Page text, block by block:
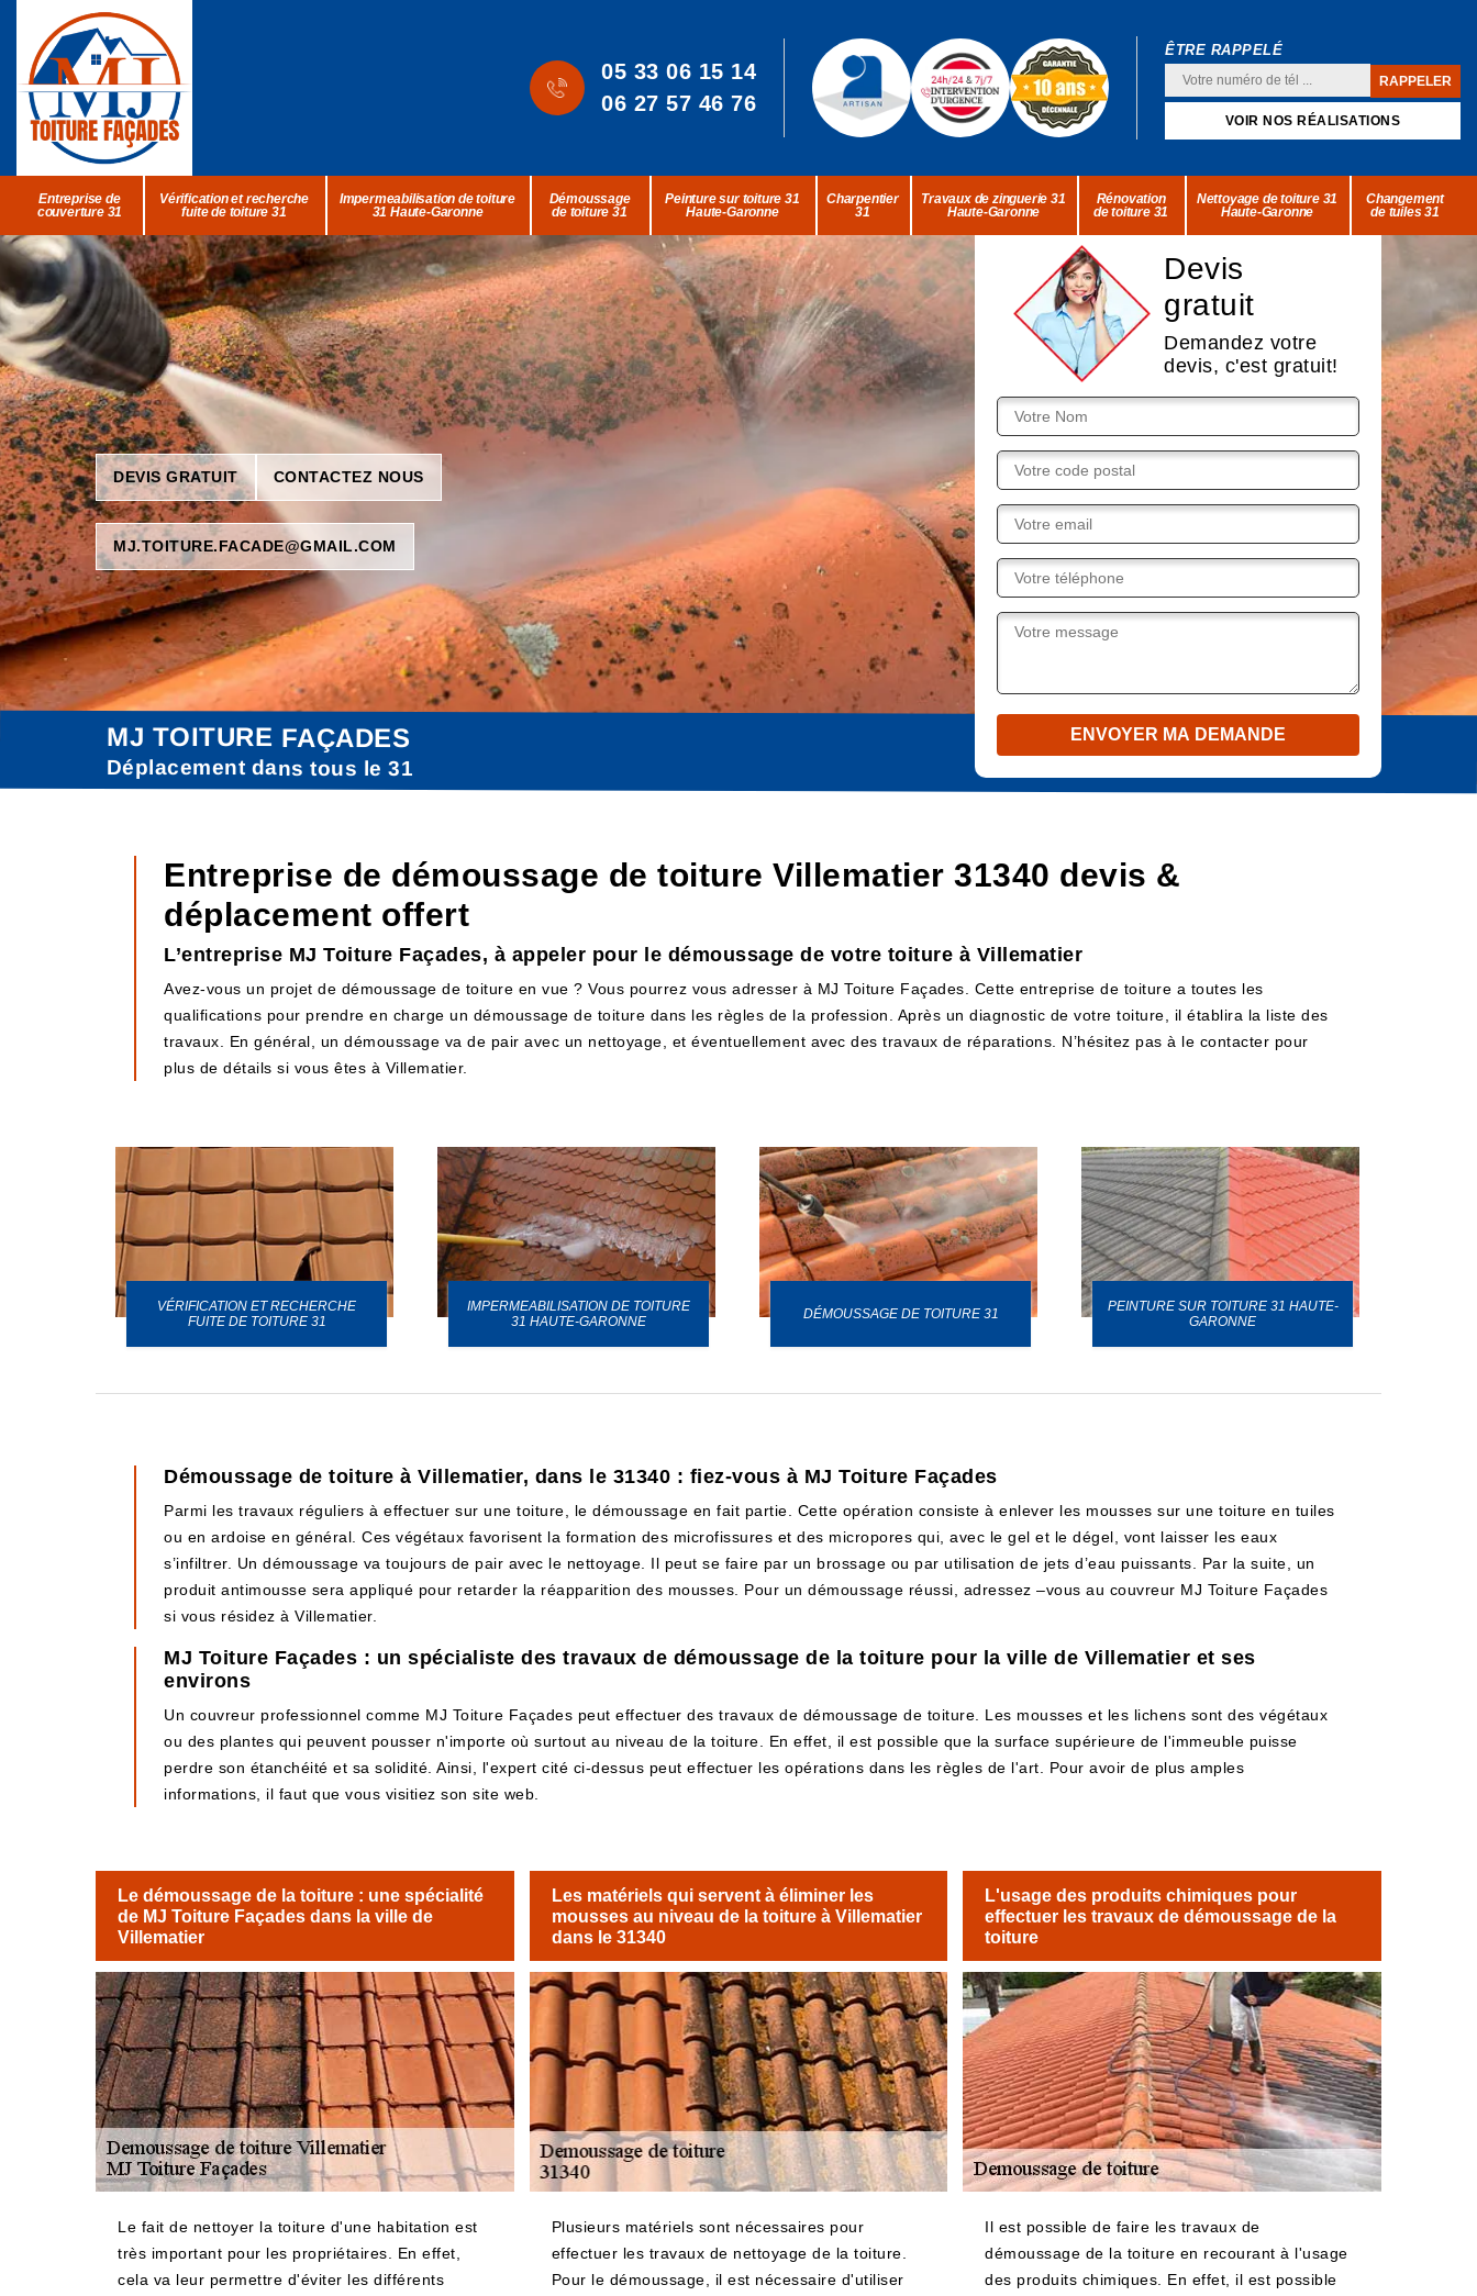
05 33 06 15 14
06 27 57 46 76
ÊTRE RAPPELÉ
VOIR NOS RÉALISATIONS
Entreprise de
couverture 31
Vérification et recherche
fuite de toiture 31
Impermeabilisation de toiture
31 Haute-Garonne
Démoussage
de toiture 31
Peinture sur toiture 31
Haute-Garonne
Charpentier
31
Travaux de zinguerie 31
Haute-Garonne
Rénovation
de toiture 31
Nettoyage de toiture 31
Haute-Garonne
Changement
de tuiles 31
DEVIS GRATUIT CONTACTEZ NOUS
MJ.TOITURE.FACADE@GMAIL.COM
Devis
gratuit
Demandez votre
devis, c'est gratuit!
MJ TOITURE FAÇADES
Déplacement dans tous le 31
Entreprise de démoussage de toiture Villematier 31340 devis &
déplacement offert
L’entreprise MJ Toiture Façades, à appeler pour le démoussage de votre toiture à Villematier
Avez-vous un projet de démoussage de toiture en vue ? Vous pourrez vous adresser à MJ Toiture Façades. Cette entreprise de toiture a toutes les
qualifications pour prendre en charge un démoussage de toiture dans les règles de la profession. Après un diagnostic de votre toiture, il établira la liste des
travaux. En général, un démoussage va de pair avec un nettoyage, et éventuellement avec des travaux de réparations. N’hésitez pas à le contacter pour
plus de détails si vous êtes à Villematier.
VÉRIFICATION ET RECHERCHE
FUITE DE TOITURE 31
IMPERMEABILISATION DE TOITURE
31 HAUTE-GARONNE
DÉMOUSSAGE DE TOITURE 31
PEINTURE SUR TOITURE 31 HAUTE-
GARONNE
Démoussage de toiture à Villematier, dans le 31340 : fiez-vous à MJ Toiture Façades
Parmi les travaux réguliers à effectuer sur une toiture, le démoussage en fait partie. Cette opération consiste à enlever les mousses sur une toiture en tuiles
ou en ardoise en général. Ces végétaux favorisent la formation des microfissures et des micropores qui, avec le gel et le dégel, vont laisser les eaux
s’infiltrer. Un démoussage va toujours de pair avec le nettoyage. Il peut se faire par un brossage ou par utilisation de jets d’eau puissants. Par la suite, un
produit antimousse sera appliqué pour retarder la réapparition des mousses. Pour un démoussage réussi, adressez –vous au couvreur MJ Toiture Façades
si vous résidez à Villematier.
MJ Toiture Façades : un spécialiste des travaux de démoussage de la toiture pour la ville de Villematier et ses
environs
Un couvreur professionnel comme MJ Toiture Façades peut effectuer des travaux de démoussage de toiture. Les mousses et les lichens sont des végétaux
ou des plantes qui peuvent pousser n'importe où surtout au niveau de la toiture. En effet, il est possible que la surface supérieure de l'immeuble puisse
perdre son étanchéité et sa solidité. Ainsi, l'expert cité ci-dessus peut effectuer les opérations dans les règles de l'art. Pour avoir de plus amples
informations, il faut que vous visitiez son site web.
Le démoussage de la toiture : une spécialité
de MJ Toiture Façades dans la ville de
Villematier
Le fait de nettoyer la toiture d'une habitation est
très important pour les propriétaires. En effet,
cela va leur permettre d'éviter les différents
Les matériels qui servent à éliminer les
mousses au niveau de la toiture à Villematier
dans le 31340
Plusieurs matériels sont nécessaires pour
effectuer les travaux de nettoyage de la toiture.
Pour le démoussage, il est nécessaire d'utiliser
L'usage des produits chimiques pour
effectuer les travaux de démoussage de la
toiture
Il est possible de faire les travaux de
démoussage de la toiture en recourant à l'usage
des produits chimiques. En effet, il est possible